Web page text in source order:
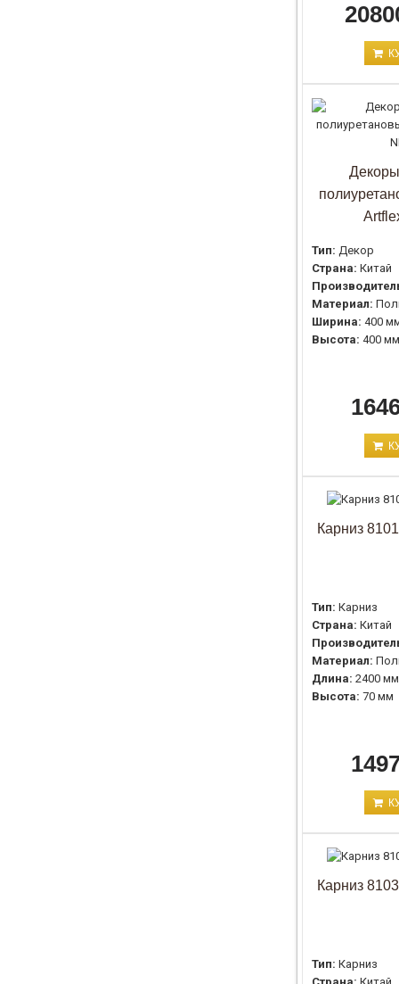
Тип: Декор
Страна: Китай
Материал:
Ширина: 400
Высота: 400 мм
Карниз
Тип: Карниз
Страна: Китай
Материал:
Длина: 2400 мм
Высота: 70 мм
Карниз
Тип: Карниз